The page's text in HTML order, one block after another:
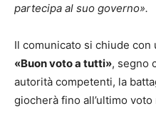
partecipa al suo governo».
Il comunicato si chiude con
«Buon voto a tutti», segno
autorità competenti, la
giocherà fino all’ultimo